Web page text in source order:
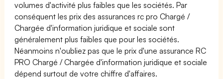
volumes d'activité plus faibles que les sociétés. Par
conséquent les prix des assurances rc pro Chargé /
Chargée d'information juridique et sociale sont
généralement plus faibles que pour les sociétés.
Néanmoins n'oubliez pas que le prix d'une assurance RC
PRO Chargé / Chargée d'information juridique et sociale
dépend surtout de votre chiffre d'affaires.